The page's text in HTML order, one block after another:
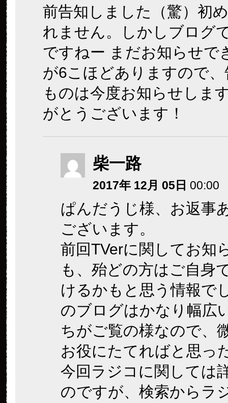
前告知しました（驚）初
れません。しかしブログ
ですねー まだお知らせで
が6こほどありますので
ものは今度お知らせしま
がとうございます！
柴一路
2017年 12月 05日 00:00
ぱんだうじ様、お返事
ございます。
前回TVerに関してお知
も、殆どの方はご自身
けるかもと思う情報で
のブログはかなり幅広
ちがご覧の様なので、
お役にたてればと思っ
今回ラジコに関しては
のですが、検索からラ